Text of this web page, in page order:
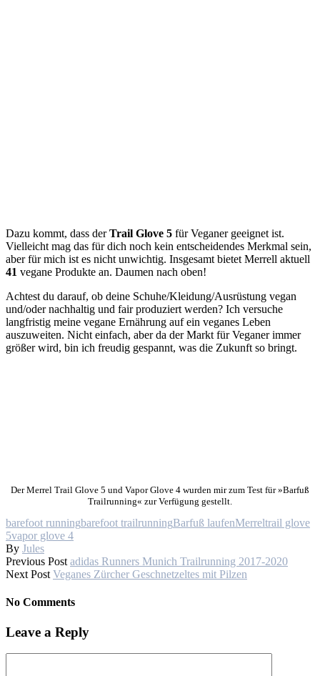
Dazu kommt, dass derTrail Glove 5 für Veganer geeignet ist.
Vielleicht mag das für dich noch kein entscheidendes Merkmal sein,
aber für mich ist es nicht unwichtig. Insgesamt bietet Merrell aktuell
41 vegane Produkte an. Daumen nach oben!
Achtest du darauf, ob deine Schuhe/Kleidung/Ausrüstung vegan
und/oder nachhaltig und fair produziert werden? Ich versuche
langfristig meine vegane Ernährung auf ein veganes Leben
auszuweiten. Nicht einfach, aber da der Markt für Veganer immer
größer wird, bin ich freudig gespannt, was die Zukunft so bringt.
Der Merrel Trail Glove 5 und Vapor Glove 4 wurden mir zum Test für »Barfuß
Trailrunning« zur Verfügung gestellt.
barefoot runningbarefoot trailrunningBarfuß laufenMerreltrail glove
5vapor glove 4
By Jules
Previous Post adidas Runners Munich Trailrunning 2017-2020
Next Post Veganes Zürcher Geschnetzeltes mit Pilzen
No Comments
Leave a Reply